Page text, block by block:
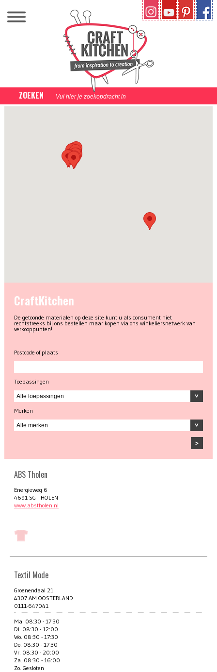
ZOEKEN
CraftKitchen
De getoonde materialen op deze site kunt u als consument niet
rechtstreeks bij ons bestellen maar kopen via ons winkeliersnetwerk van
verkooppunten!
Postcode of plaats
Toepassingen
Merken
ABS Tholen
Energieweg 6
4691 SG THOLEN
www.abstholen.nl
Textil Mode
Groenendaal 21
4307 AM OOSTERLAND
0111-647041
Ma. 08:30 - 17:30
Di. 08:30 - 12:00
Wo. 08:30 - 17:30
Do. 08:30 - 17:30
Vr. 08:30 - 20:00
Za. 08:30 - 16:00
Zo. Gesloten